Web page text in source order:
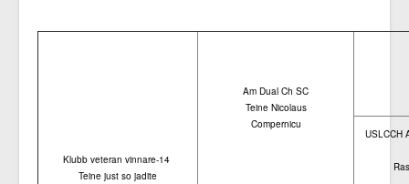
Klubb veteran vinnare-14
Teine just so jadite
Am Dual Ch SC
Teine Nicolaus
Compernicu
USLCCH